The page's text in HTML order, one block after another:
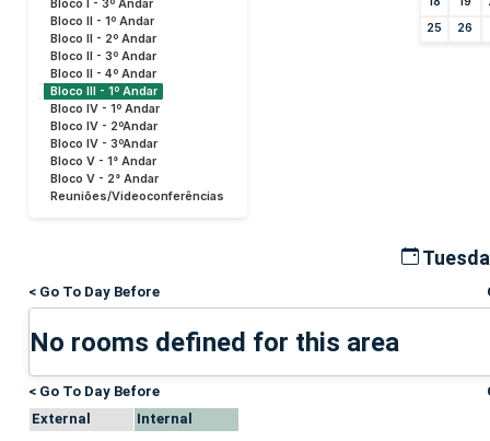
Bloco I - 3º Andar
Bloco II - 1º Andar
Bloco II - 2º Andar
Bloco II - 3º Andar
Bloco II - 4º Andar
Bloco III - 1º Andar
Bloco IV - 1º Andar
Bloco IV - 2ºAndar
Bloco IV - 3ºAndar
Bloco V - 1° Andar
Bloco V - 2° Andar
Reuniões/Videoconferências
25
26
< Go To Day Before
No rooms defined for this area
< Go To Day Before
External
Internal